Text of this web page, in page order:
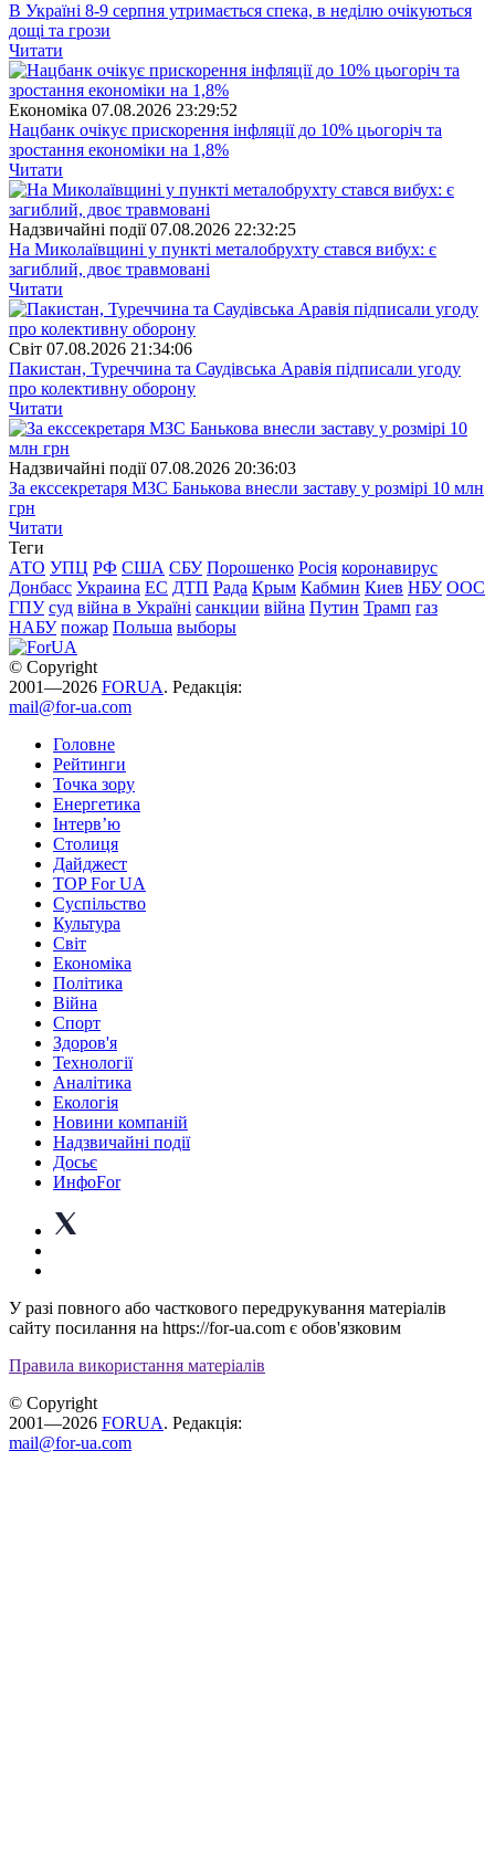
В Україні 8-9 серпня утримається спека, в неділю очікуються
дощі та грози
Читати
Економіка 07.08.2026 23:29:52
Нацбанк очікує прискорення інфляції до 10% цьогоріч та
зростання економіки на 1,8%
Читати
Надзвичайні події 07.08.2026 22:32:25
На Миколаївщині у пункті металобрухту стався вибух: є
загиблий, двоє травмовані
Читати
Свiт 07.08.2026 21:34:06
Пакистан, Туреччина та Саудівська Аравія підписали угоду
про колективну оборону
Читати
Надзвичайні події 07.08.2026 20:36:03
За екссекретаря МЗС Банькова внесли заставу у розмірі 10 млн
грн
Читати
Теги
АТО УПЦ РФ США СБУ Порошенко Росія коронавирус
Донбасс Украина ЕС ДТП Рада Крым Кабмин Киев НБУ ООС
ГПУ суд війна в Україні санкции війна Путин Трамп газ
НАБУ пожар Польша выборы
© Copyright
2001—2026 FORUA. Редакція:
mail@for-ua.com
Головне
Рейтинги
Точка зору
Енергетика
Інтерв’ю
Столиця
Дайджест
TOP For UA
Суспiльство
Культура
Світ
Економіка
Політика
Війна
Спорт
Здоров'я
Технології
Аналітика
Екологія
Новини компаній
Надзвичайні події
Досьє
ИнфоFor
У разі повного або часткового передрукування матеріалів
сайту посилання на https://for-ua.com є обов'язковим
Правила використання матеріалів
© Copyright
2001—2026 FORUA. Редакція:
mail@for-ua.com